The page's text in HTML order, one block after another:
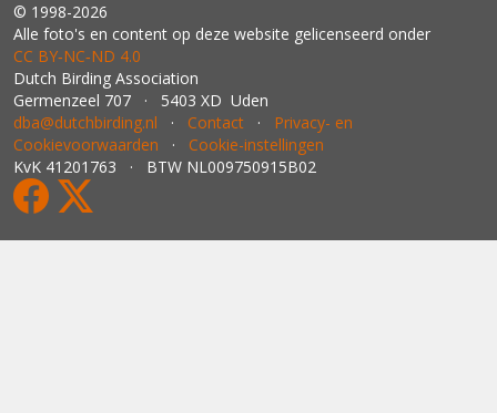
© 1998-2026
Alle foto's en content op deze website gelicenseerd onder
CC BY‑NC‑ND 4.0
Dutch Birding Association
Germenzeel 707 · 5403 XD Uden
dba@dutchbirding.nl · Contact · Privacy- en
Cookievoorwaarden · Cookie-instellingen
KvK 41201763 · BTW NL009750915B02